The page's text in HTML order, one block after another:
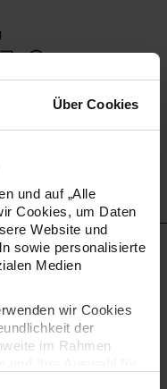
Über Cookies
und auf „Alle
Cookies, um Daten
Website und
sowie personalisierte
Medien
wir Cookies
der
im Rahmen
und anderen
Strickmode mit